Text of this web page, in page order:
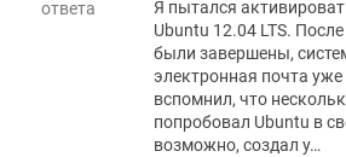
ответа
Я пытался
Ubuntu 12.04 LTS.
были завершены,
электронная почта
вспомнил, что
попробовал Ubuntu в
возможно, создал у…